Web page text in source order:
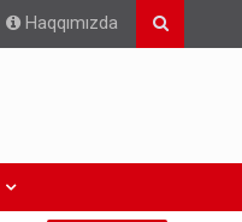
Haqqımızda